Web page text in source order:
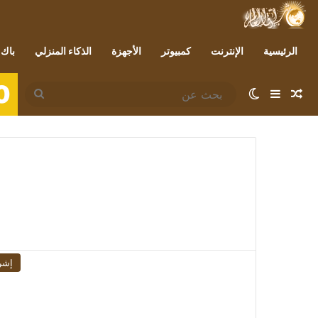
الرئيسية الإنترنت كمبيوتر الأجهزة الذكاء المنزلي
مقال عشوائي
إضافة عمود جانبي
الوضع المظلم
بحث
عن